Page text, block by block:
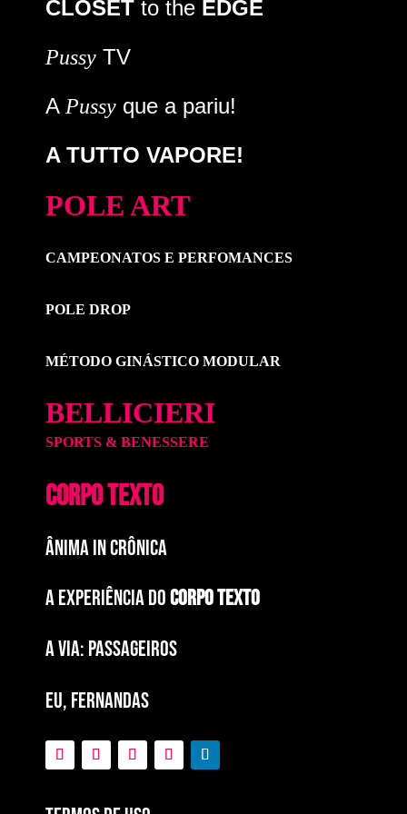
CLOSET to the EDGE
Pussy TV
A Pussy que a pariu!
A TUTTO VAPORE!
POLE ART
CAMPEONATOS E PERFOMANCES
POLE DROP
MÉTODO GINÁSTICO MODULAR
BELLICIERI
SPORTS & BENESSERE
CORPO TEXTO
ÂNIMA IN CRÔNICA
A EXPERIÊNCIA DOCORPO TEXTO
a via: paSSAGEIROS
EU, FERNANDAS